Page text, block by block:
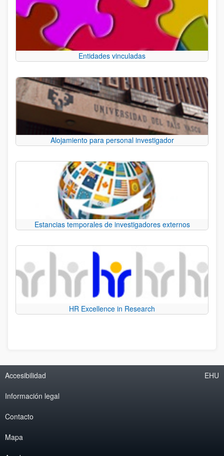
Entidades vinculadas
Alojamiento para personal investigador
Estancias temporales de investigadores externos
HR Excellence in Research
Accesibilidad
Información legal
Contacto
Mapa
EHU